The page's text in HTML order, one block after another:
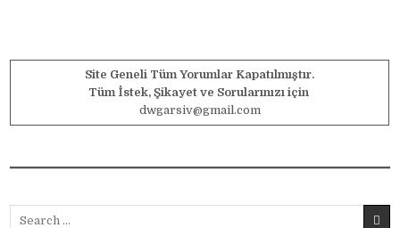
Site Geneli Tüm Yorumlar Kapatılmıştır.
Tüm İstek, Şikayet ve Sorularınızı için
dwgarsiv@gmail.com